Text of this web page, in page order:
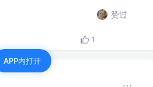
赞过
1
APP内打开